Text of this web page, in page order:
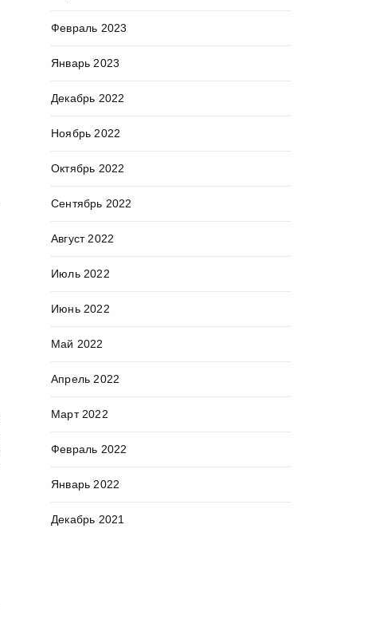
Февраль 2023
Январь 2023
Декабрь 2022
Ноябрь 2022
Октябрь 2022
Сентябрь 2022
Август 2022
Июль 2022
Июнь 2022
Май 2022
Апрель 2022
Март 2022
Февраль 2022
Январь 2022
Декабрь 2021